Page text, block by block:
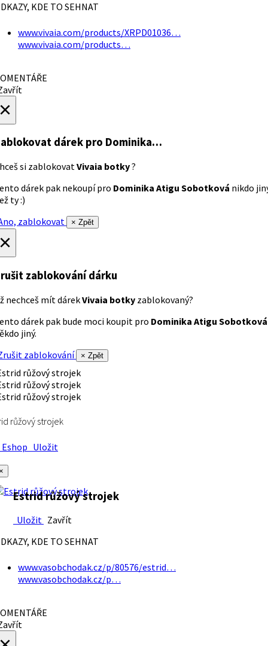
KDE TO SEHNAT
www.vivaia.com/products/XRPD01036…
www.vivaia.com/products…
dárek pro Dominika…
si zablokovatVivaia botky?
dárek pak nekoupí pro Dominika Atigu Sobotková nikdo
ty :)
zablokovat
× Zpět
zablokování dárku
nechceš mít dárekVivaia botky zablokovaný?
dárek pak bude moci koupit pro Dominika Atigu Sobotková
jiný.
zablokování
× Zpět
růžový strojek
Uložit
Estrid růžový strojek
Uložit Zavřít
KDE TO SEHNAT
www.vasobchodak.cz/p/80576/estrid…
www.vasobchodak.cz/p…